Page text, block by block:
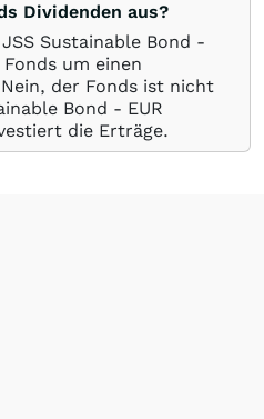
Dividenden aus?
Sustainable Bond -
Fonds um einen
der Fonds ist nicht
Bond - EUR
die Erträge.